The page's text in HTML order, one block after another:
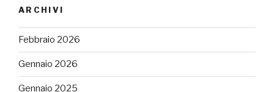
ARCHIVI
Febbraio 2026
Gennaio 2026
Gennaio 2025